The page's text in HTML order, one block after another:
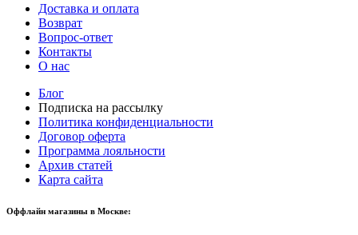
Доставка и оплата
Возврат
Вопрос-ответ
Контакты
О нас
Блог
Подписка на рассылку
Политика конфиденциальности
Договор оферта
Программа лояльности
Архив статей
Карта сайта
Оффлайн магазины в Москве: